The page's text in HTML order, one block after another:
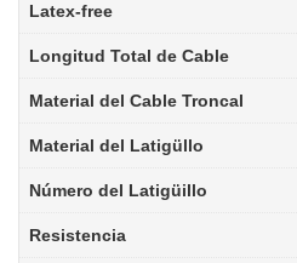
Latex-free
Longitud Total de Cable
Material del Cable Troncal
Material del Latigüllo
Número del Latigüillo
Resistencia